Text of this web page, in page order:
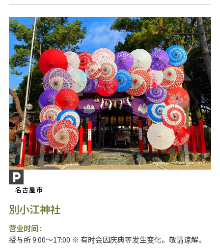
名古屋市
別小江神社
营业时间 :
授与所 9:00～17:00 ※ 有时会因庆典等发生变化。敬请谅解。